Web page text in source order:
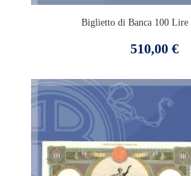
Biglietto di Banca 100 Lire
Prezzo
510,00 €